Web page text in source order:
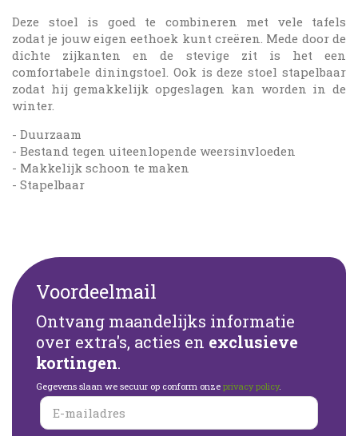
Deze stoel is goed te combineren met vele tafels
zodat je jouw eigen eethoek kunt creëren. Mede door de
dichte zijkanten en de stevige zit is het een
comfortabele diningstoel. Ook is deze stoel stapelbaar
zodat hij gemakkelijk opgeslagen kan worden in de
winter.
- Duurzaam
- Bestand tegen uiteenlopende weersinvloeden
- Makkelijk schoon te maken
- Stapelbaar
Voordeelmail
Ontvang maandelijks informatie
over extra's, acties en exclusieve
kortingen.
Gegevens slaan we secuur op conform onze privacy policy.